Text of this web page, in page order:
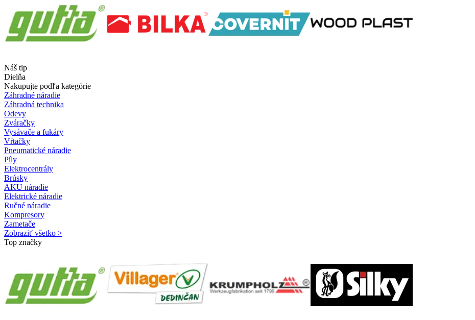
Náš tip
Dielňa
Nakupujte podľa kategórie
Záhradné náradie
Záhradná technika
Odevy
Zváračky
Vysávače a fukáry
Vŕtačky
Pneumatické náradie
Píly
Elektrocentrály
Brúsky
AKU náradie
Elektrické náradie
Ručné náradie
Kompresory
Zametače
Zobraziť všetko >
Top značky